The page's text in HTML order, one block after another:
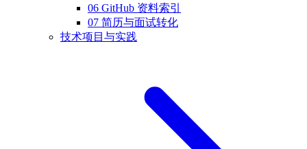
06 GitHub 资料索引
07 简历与面试转化
技术项目与实践